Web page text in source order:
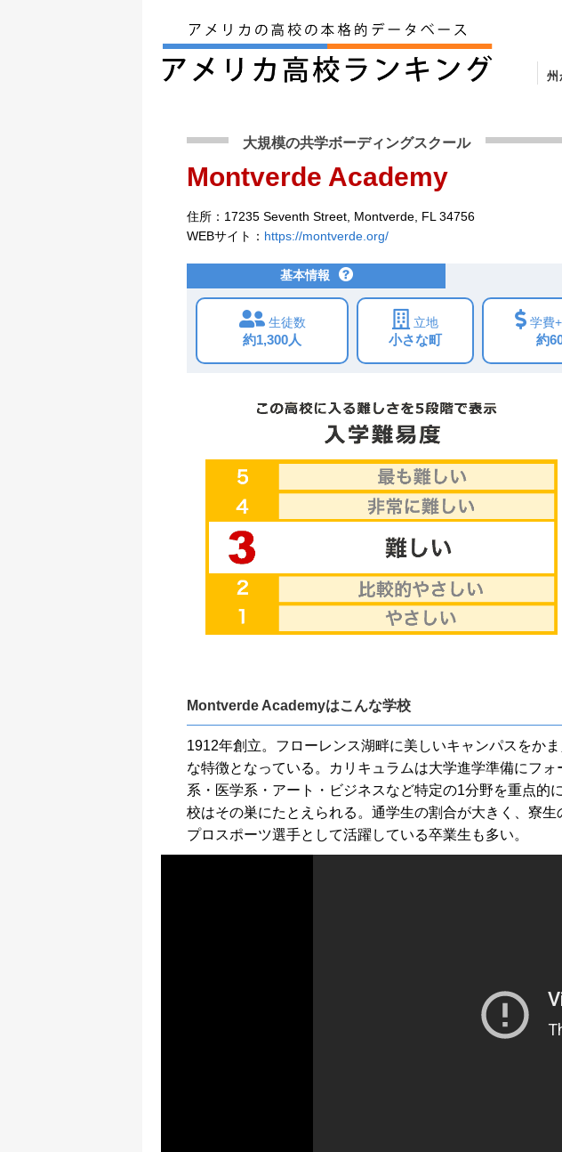
州
大規模の共学ボーディングスクール
Montverde Academy
住所：17235 Seventh Street, Montverde, FL 34756
WEBサイト： https://montverde.org/
基本情報
生徒数
約1,300人
立地
小さな町
学費
約
Montverde Academyはこんな学校
1912年創立。フローレンス湖畔に美しいキャンパスをか
な特徴となっている。カリキュラムは大学進学準備にフ
系・医学系・アート・ビジネスなど特定の1分野を重点的
校はその巣にたとえられる。通学生の割合が大きく、寮
プロスポーツ選手として活躍している卒業生も多い。